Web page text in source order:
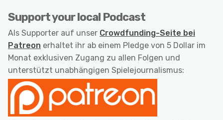
Support your local Podcast
Als Supporter auf unser Crowdfunding-Seite bei
Patreon erhaltet ihr ab einem Pledge von 5 Dollar im
Monat exklusiven Zugang zu allen Folgen und
unterstützt unabhängigen Spielejournalismus: